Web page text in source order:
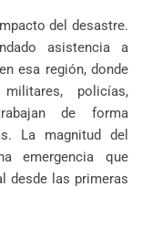
del desastre.
asistencia a
esa región, donde
policías,
de forma
La magnitud del
emergencia que
desde las primeras